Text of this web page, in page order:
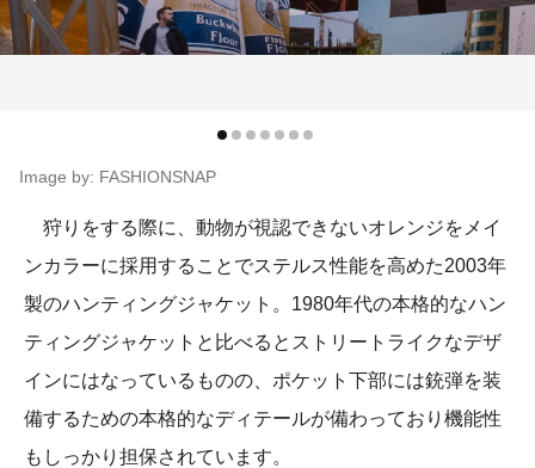
Image by: FASHIONSNAP
狩りをする際に、動物が視認できないオレンジをメイ
ンカラーに採用することでステルス性能を高めた2003年
製のハンティングジャケット。1980年代の本格的なハン
ティングジャケットと比べるとストリートライクなデザ
インにはなっているものの、ポケット下部には銃弾を装
備するための本格的なディテールが備わっており機能性
もしっかり担保されています。